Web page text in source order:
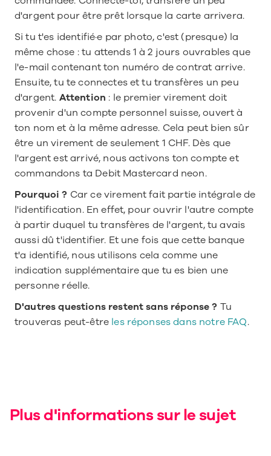
d'argent pour être prêt lorsque la carte arrivera.
Si tu t'es identifié·e par photo, c'est (presque) la
même chose : tu attends 1 à 2 jours ouvrables que
l'e-mail contenant ton numéro de contrat arrive.
Ensuite, tu te connectes et tu transfères un peu
d'argent. Attention : le premier virement doit
provenir d'un compte personnel suisse, ouvert à
ton nom et à la même adresse. Cela peut bien sûr
être un virement de seulement 1 CHF. Dès que
l'argent est arrivé, nous activons ton compte et
commandons ta Debit Mastercard neon.
Pourquoi ? Car ce virement fait partie intégrale de
l'identification. En effet, pour ouvrir l'autre compte
à partir duquel tu transfères de l'argent, tu avais
aussi dû t'identifier. Et une fois que cette banque
t'a identifié, nous utilisons cela comme une
indication supplémentaire que tu es bien une
personne réelle.
D'autres questions restent sans réponse ? Tu
trouveras peut-être les réponses dans notre FAQ.
Plus d'informations sur le sujet